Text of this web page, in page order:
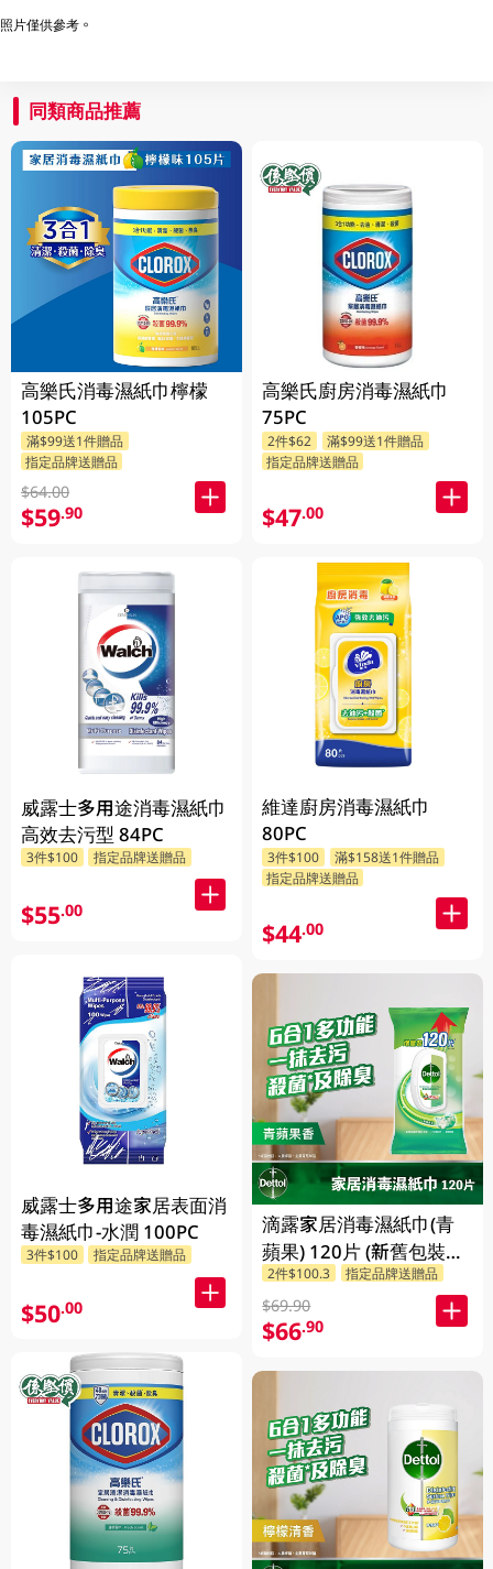
照片僅供參考。
同類商品推薦
高樂氏消毒濕紙巾檸檬
105PC
滿$99送1件贈品
指定品牌送贈品
$64.00
$59.90
威露士多用途消毒濕紙巾
高效去污型 84PC
3件$100 指定品牌送贈品
$55.00
威露士多用途家居表面消
毒濕紙巾-水潤 100PC
3件$100 指定品牌送贈品
$50.00
高樂氏廚房消毒濕紙巾
75PC
2件$62
滿$99送1件贈品
指定品牌送贈品
$47.00
維達廚房消毒濕紙巾
80PC
3件$100
滿$158送1件贈品
指定品牌送贈品
$44.00
滴露家居消毒濕紙巾(青
蘋果) 120片 (新舊包裝隨
機發放)
2件$100.3 指定品牌送贈品
$69.90
$66.90